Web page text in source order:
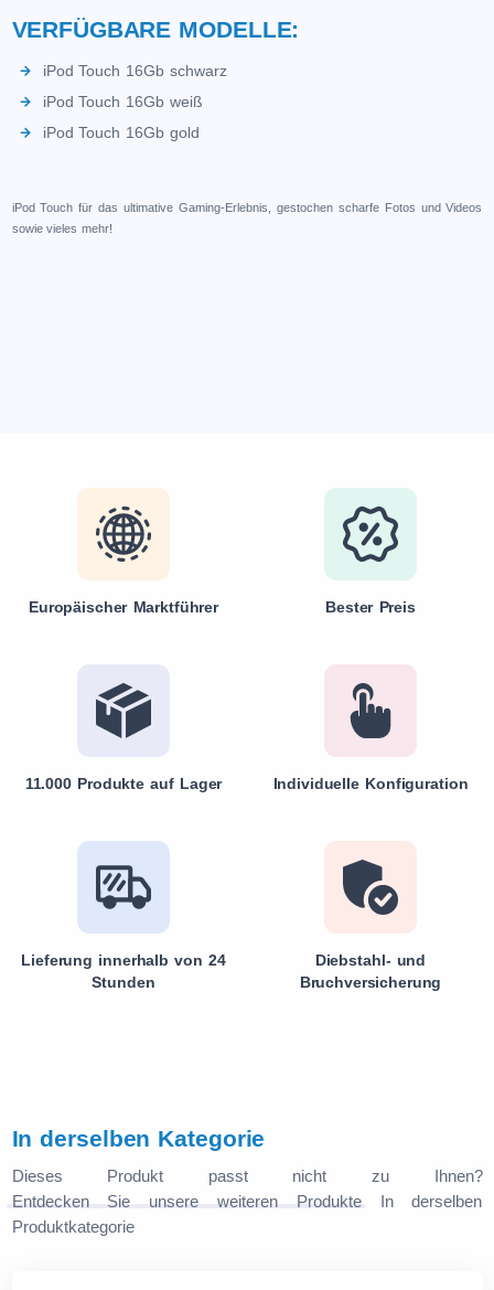
VERFÜGBARE MODELLE:
iPod Touch 16Gb schwarz
iPod Touch 16Gb weiß
iPod Touch 16Gb gold
iPod Touch für das ultimative Gaming-Erlebnis, gestochen scharfe Fotos und Videos
sowie vieles mehr!
Europäischer Marktführer Bester Preis
11.000 Produkte auf Lager Individuelle Konfiguration
Lieferung innerhalb von 24
Stunden
Diebstahl- und
Bruchversicherung
In derselben Kategorie
Dieses Produkt passt nicht zu Ihnen?
Entdecken Sie unsere weiteren ProdukteIn derselben
Produktkategorie